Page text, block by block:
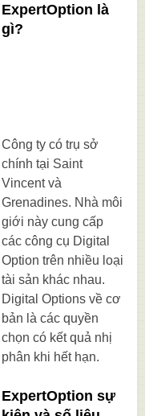
ExpertOption là
gì?
Công ty có trụ sở
chính tại Saint
Vincent và
Grenadines. Nhà môi
giới này cung cấp
các công cụ Digital
Option trên nhiều loại
tài sản khác nhau.
Digital Options về cơ
bản là các quyền
chọn có kết quả nhị
phân khi hết hạn.
ExpertOption sự